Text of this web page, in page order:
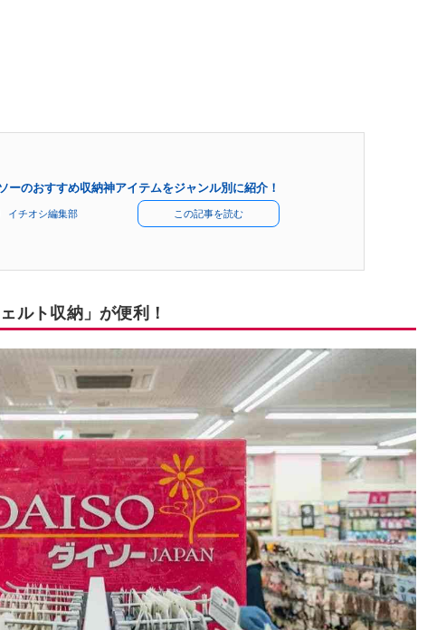
ーのおすすめ収納神アイテムをジャンル別に紹介！
イチオシ編集部 この記事を読む
ルト収納」が便利！